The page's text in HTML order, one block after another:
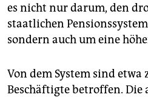
es nicht nur darum, den
staatlichen
sondern auch um eine
Von dem System sind
Beschäftigte betroffen. Die